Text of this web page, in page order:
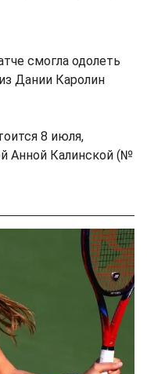
смогла одолеть
Дании Каролин
8 июля,
Анной Калинской (№